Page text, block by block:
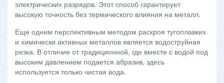
электрических разрядов. Этот способ гарантирует
высокую точность без термического влияния на металл.
Еще одним перспективным методом раскроя тугоплавких
и химически активных металлов является водоструйная
резка. В отличие от традиционной, где вместе с водой под
высоким давлением подается абразив, здесь
используется только чистая вода.